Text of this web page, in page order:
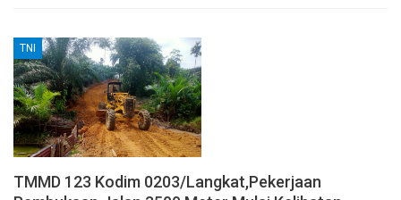
TNI
TMMD 123 Kodim 0203/Langkat,Pekerjaan